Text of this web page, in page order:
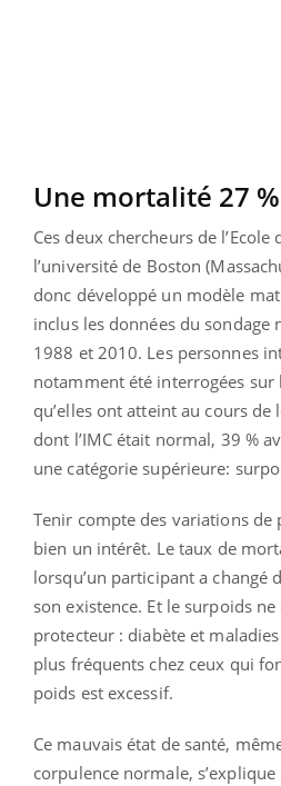
Une mortalité 27
Ces deux chercheurs de
l’université de Boston
donc développé un modèle
inclus les données du sondage
1988 et 2010. Les personnes
notamment été interrogées
qu’elles ont atteint au cours de
dont l’IMC était normal, 39 %
une catégorie supérieure:
Tenir compte des variations
bien un intérêt. Le taux de
lorsqu’un participant a changé
son existence. Et le surpoids
protecteur : diabète et
plus fréquents chez ceux qui
poids est excessif.
Ce mauvais état de santé,
corpulence normale, s’explique